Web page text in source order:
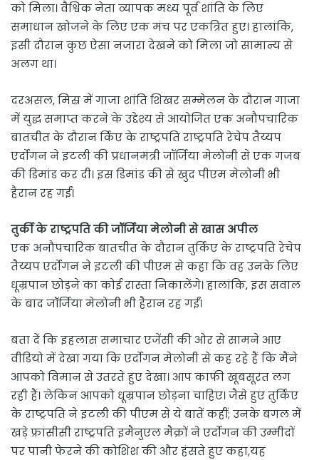
को मिला। वैश्विक नेता व्यापक मध्य पूर्व शांति के लिए
समाधान खोजने के लिए एक मंच पर एकत्रित हुए। हालांकि,
इसी दौरान कुछ ऐसा नजारा देखने को मिला जो सामान्य से
अलग था।
दरअसल, मिस्र में गाजा शांति शिखर सम्मेलन के दौरान गाजा
में युद्ध समाप्त करने के उद्देश्य से आयोजित एक अनौपचारिक
बातचीत के दौरान र्किए के राष्ट्रपति राष्ट्रपति रेचेप तैय्यप
एर्दोगन ने इटली की प्रधानमंत्री जॉर्जिया मेलोनी से एक गजब
की डिमांड कर दी। इस डिमांड की से खुद पीएम मेलोनी भी
हैरान रह गईं।
तुर्की के राष्ट्रपति की जॉर्जिया मेलोनी से खास अपील
एक अनौपचारिक बातचीत के दौरान तुर्किए के राष्ट्रपति रेचेप
तैय्यप एर्दोगन ने इटली की पीएम से कहा कि वह उनके लिए
धूम्रपान छोड़ने का कोई रास्ता निकालेंगे। हालांकि, इस सवाल
के बाद जॉर्जिया मेलोनी भी हैरान रह गईं।
बता दें कि इहलास समाचार एजेंसी की ओर से सामने आए
वीडियो में देखा गया कि एर्दोगन मेलोनी से कह रहे हैं कि मैंने
आपको विमान से उतरते हुए देखा। आप काफी खूबसूरत लग
रही हैं। लेकिन आपको धूम्रपान छोड़ना चाहिए। जैसे हुए तुर्किए
के राष्ट्रपति ने इटली की पीएम से ये बातें कहीं; उनके बगल में
खड़े फ्रांसीसी राष्ट्रपति इमैनुएल मैक्रों ने एर्दोगन की उम्मीदों
पर पानी फेरने की कोशिश की और हंसते हुए कहा,यह